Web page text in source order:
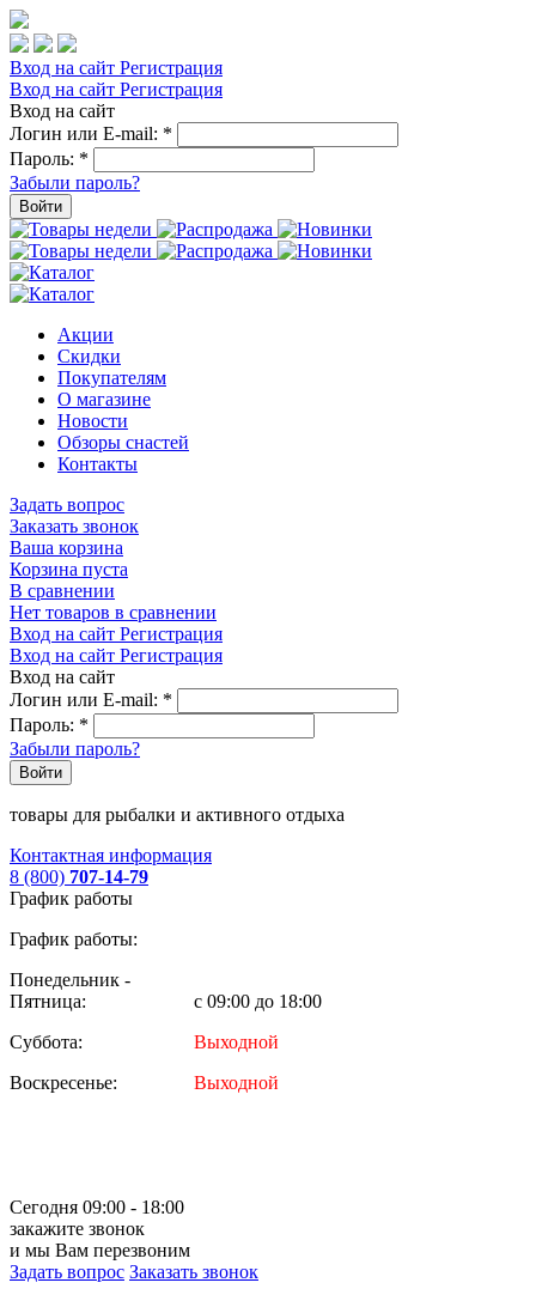
Вход на сайт Регистрация
Вход на сайт Регистрация
Вход на сайт
Логин или E-mail: *
Пароль: *
Забыли пароль?
Войти
Акции
Скидки
Покупателям
О магазине
Новости
Обзоры снастей
Контакты
Задать вопрос
Заказать звонок
Ваша корзина
Корзина пуста
В сравнении
Нет товаров в сравнении
Вход на сайт Регистрация
Вход на сайт Регистрация
Вход на сайт
Логин или E-mail: *
Пароль: *
Забыли пароль?
Войти
товары для рыбалки и активного отдыха
Контактная информация
8 (800) 707-14-79
График работы
График работы:
Понедельник -
Пятница:
с 09:00 до 18:00
Суббота:
Выходной
Воскресенье:
Выходной
Сегодня 09:00 - 18:00
закажите звонок
и мы Вам перезвоним
Задать вопрос Заказать звонок